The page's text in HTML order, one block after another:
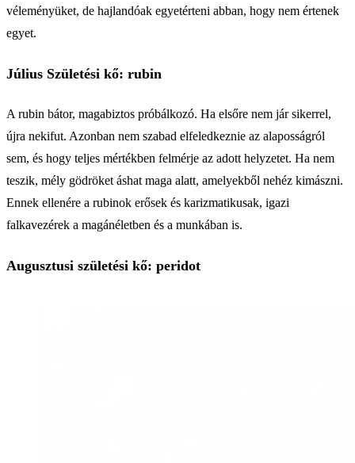
véleményüket, de hajlandóak egyetérteni abban, hogy nem értenek
egyet.
Július Születési kő: rubin
A rubin bátor, magabiztos próbálkozó. Ha elsőre nem jár sikerrel,
újra nekifut. Azonban nem szabad elfeledkeznie az alaposságról
sem, és hogy teljes mértékben felmérje az adott helyzetet. Ha nem
teszik, mély gödröket áshat maga alatt, amelyekből nehéz kimászni.
Ennek ellenére a rubinok erősek és karizmatikusak, igazi
falkavezérek a magánéletben és a munkában is.
Augusztusi születési kő: peridot